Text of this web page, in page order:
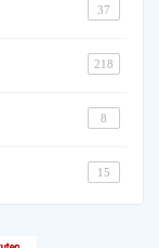
37
218
8
15